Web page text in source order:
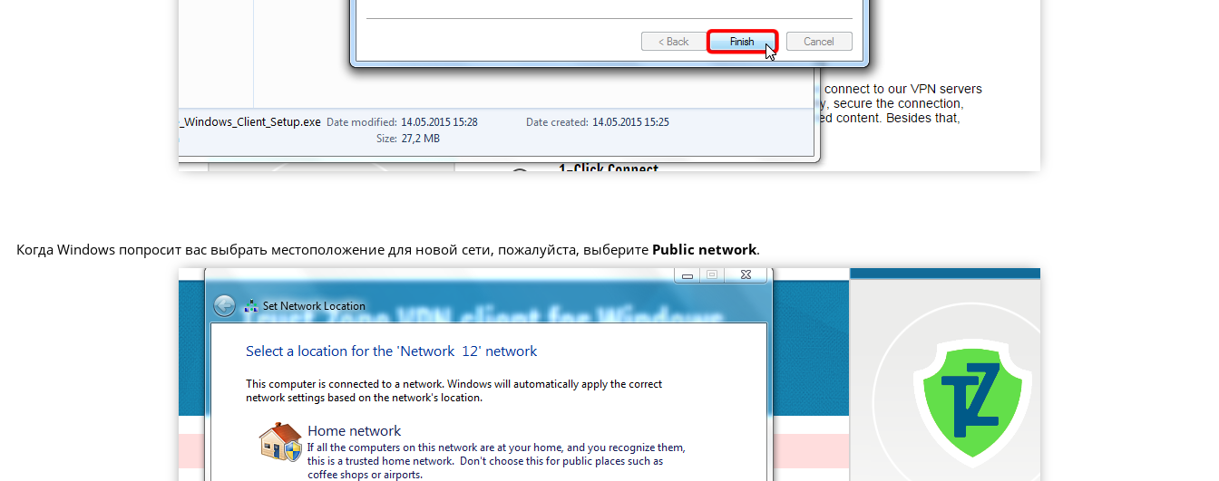
Когда Windows попросит вас выбрать местоположение для новой сети, пожалуйста, выберите Public network.